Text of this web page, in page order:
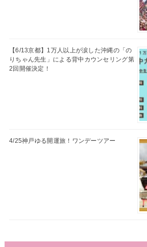
【6/13京都】1万人以上が涙した沖縄の「の
りちゃん先生」による背中カウンセリング第
2回開催決定！
4/25神戸ゆる開運旅！ワンデーツアー